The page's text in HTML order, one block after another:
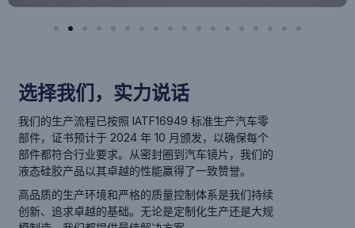
选择我们，实力说话
我们的生产流程已按照 IATF16949 标准生产汽车零
部件，证书预计于 2024 年 10 月颁发，以确保每个
部件都符合行业要求。从密封圈到汽车镜片，我们的
液态硅胶产品以其卓越的性能赢得了一致赞誉。
高品质的生产环境和严格的质量控制体系是我们持续
创新、追求卓越的基础。无论是定制化生产还是大规